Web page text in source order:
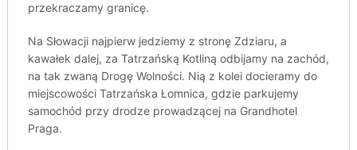
przekraczamy granicę.
Na Słowacji najpierw jedziemy z stronę Zdziaru, a
kawałek dalej, za Tatrzańską Kotliną odbijamy na zachód,
na tak zwaną Drogę Wolności. Nią z kolei docieramy do
miejscowości Tatrzańska Łomnica, gdzie parkujemy
samochód przy drodze prowadzącej na Grandhotel
Praga.